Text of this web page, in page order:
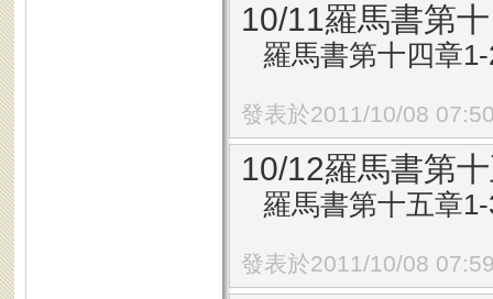
10/11羅馬書第
羅馬書第十四章
發表於2011/10/08
10/12羅馬書第
羅馬書第十五章
發表於2011/10/08